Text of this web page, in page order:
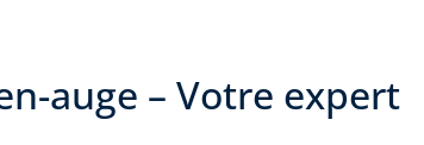
auge – Votre expert